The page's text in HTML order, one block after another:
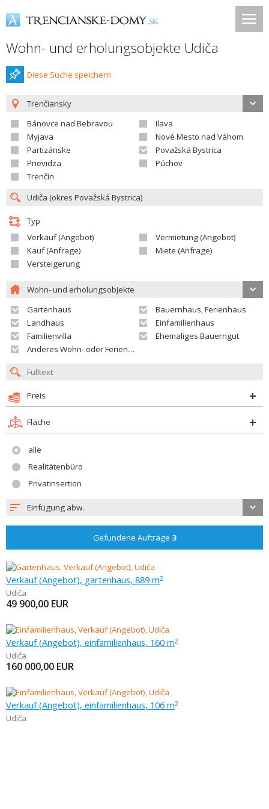
Wohn- und erholungsobjekte Udiča
Diese Suche speichern
Trenčiansky
Bánovce nad Bebravou
Ilava
Myjava
Nové Mesto nad Váhom
Partizánske
Považská Bystrica
Prievidza
Púchov
Trenčín
Typ
Verkauf (Angebot)
Vermietung (Angebot)
Kauf (Anfrage)
Miete (Anfrage)
Versteigerung
Wohn- und erholungsobjekte
Gartenhaus
Bauernhaus, Ferienhaus
Landhaus
Einfamilienhaus
Familienvilla
Ehemaliges Bauerngut
Anderes Wohn- oder Ferienobjekt
Preis
Fläche
alle
Realitätenbüro
Privatinsertion
Einfügung abw.
Gefundene Aufträge 3
Verkauf (Angebot), gartenhaus, 889 m2
Udiča
49 900,00 EUR
Verkauf (Angebot), einfamilienhaus, 160 m2
Udiča
160 000,00 EUR
Verkauf (Angebot), einfamilienhaus, 106 m2
Udiča